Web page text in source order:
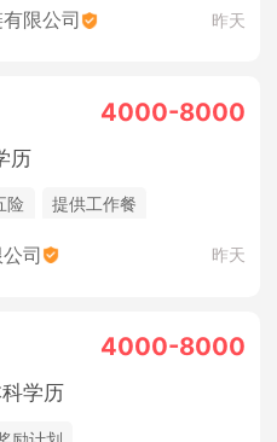
限公司 昨天
4000-8000
历
险
提供工作餐
司 昨天
4000-8000
学历